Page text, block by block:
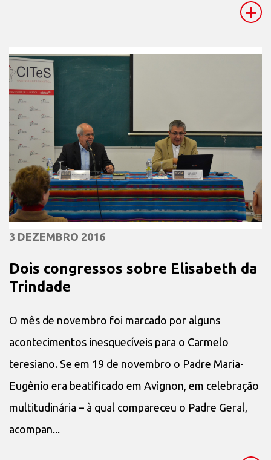
+
3 DEZEMBRO 2016
Dois congressos sobre Elisabeth da
Trindade
O mês de novembro foi marcado por alguns
acontecimentos inesquecíveis para o Carmelo
teresiano. Se em 19 de novembro o Padre Maria-
Eugênio era beatificado em Avignon, em celebração
multitudinária – à qual compareceu o Padre Geral,
acompan...